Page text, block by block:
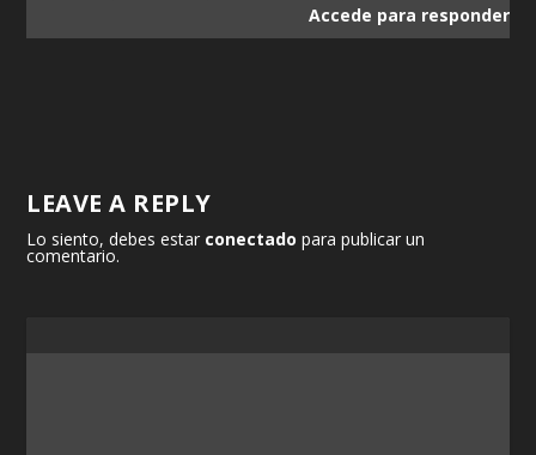
Accede para responder
LEAVE A REPLY
Lo siento, debes estar conectado para publicar un
comentario.